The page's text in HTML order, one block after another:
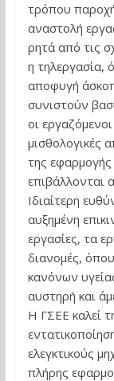
τρόπου
αναστολή
ρητά από τις
η τηλεργασία,
αποφυγή
συνιστούν
οι
μισθολογικές
της
επιβάλλονται
Ιδιαίτερη
αυξημένη
εργασίες, τα
διανομές,
κανόνων
αυστηρή και
Η ΓΣΕΕ καλεί
ελεγκτικούς
πλήρης